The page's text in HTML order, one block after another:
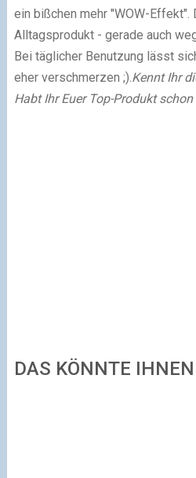
ein bißchen mehr "WOW-Effekt".
Alltagsprodukt - gerade auch
Bei täglicher Benutzung lässt
eher verschmerzen ;).Kennt Ihr
Habt Ihr Euer Top-Produkt
DAS KÖNNTE